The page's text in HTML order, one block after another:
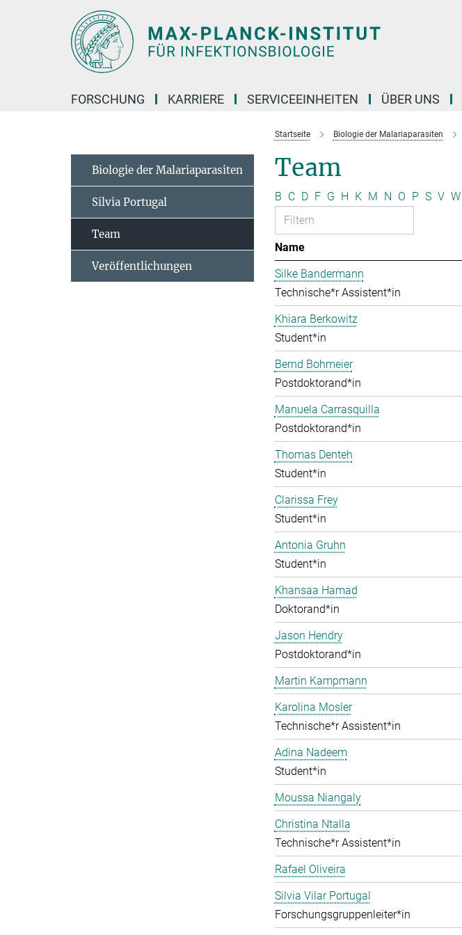
FORSCHUNG KARRIERE SERVICEEINHEITEN ÜBER UNS
Startseite Biologie der Malariaparasiten
Team
B C D F G H K M N O P S V W
Name
Silke Bandermann
Technische*r Assistent*in
Khiara Berkowitz
Student*in
Bernd Bohmeier
Postdoktorand*in
Manuela Carrasquilla
Postdoktorand*in
Thomas Denteh
Student*in
Clarissa Frey
Student*in
Antonia Gruhn
Student*in
Khansaa Hamad
Doktorand*in
Jason Hendry
Postdoktorand*in
Martin Kampmann
Karolina Mosler
Technische*r Assistent*in
Adina Nadeem
Student*in
Moussa Niangaly
Christina Ntalla
Technische*r Assistent*in
Rafael Oliveira
Silvia Vilar Portugal
Forschungsgruppenleiter*in
Biologie der Malariaparasiten
Silvia Portugal
Team
Veröffentlichungen